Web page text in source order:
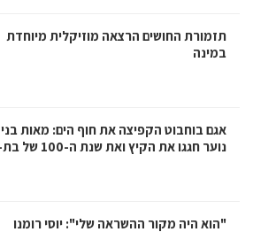
תזמורת החושים הרצאה מוזיקלית מיוחדת
במינה
אגם בוחבוט הקפיצה את חוף הים: מאות בני
נוער חגגו את הקיץ ואת שנת ה-100 של בת-ים
"הוא היה מקור ההשראה שלי": יוסי רומנו